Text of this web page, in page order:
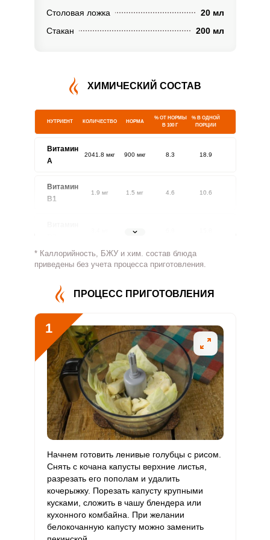
Столовая ложка
20 мл
Стакан
200 мл
ХИМИЧЕСКИЙ СОСТАВ
НУТРИЕНТ КОЛИЧЕСТВО НОРМА
% ОТ НОРМЫ
В 100 Г
% В ОДНОЙ
ПОРЦИИ
Витамин
A
2041.8 мкг 900 мкг 8.3 18.9
Витамин
В1
1.9 мг 1.5 мг 4.6 10.6
1.8 мг
Витамин
251.8 мг 500 мг 1.8 4.2
Витамин
В5
Витамин
В6
2.8 мг 2 мг 5.2 11.9
Витамин
В9
153.5 мкг 400 мкг 1.4 3.2
Витамин
В12
0 3 мкг 0 0
Витамин
С
133.6 мкг 90 мкг 5.4 12.4
Витамин
D
0
Витамин
* Каллорийность, БЖУ и хим. состав блюда
приведены без учета процесса приготовления.
ПРОЦЕСС ПРИГОТОВЛЕНИЯ
1
Начнем готовить ленивые голубцы с рисом.
Снять с кочана капусты верхние листья,
разрезать его пополам и удалить
кочерыжку. Порезать капусту крупными
кусками, сложить в чашу блендера или
кухонного комбайна. При желании
белокочанную капусту можно заменить